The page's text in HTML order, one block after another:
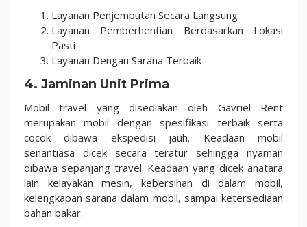
Layanan Penjemputan Secara Langsung
Layanan Pemberhentian Berdasarkan Lokasi
Pasti
Layanan Dengan Sarana Terbaik
4. Jaminan Unit Prima
Mobil travel yang disediakan oleh Gavriel Rent
merupakan mobil dengan spesifikasi terbaik serta
cocok dibawa ekspedisi jauh. Keadaan mobil
senantiasa dicek secara teratur sehingga nyaman
dibawa sepanjang travel. Keadaan yang dicek anatara
lain kelayakan mesin, kebersihan di dalam mobil,
kelengkapan sarana dalam mobil, sampai ketersediaan
bahan bakar.